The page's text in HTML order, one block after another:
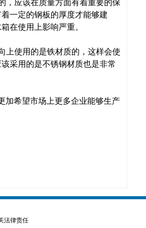
，应该在质量方面有着重要的保
一定的钢板的厚度才能够建
在使用上影响严重。
上使用的是铁材质的，这样会使
采用的是不锈钢材质也是非常
加希望市场上更多企业能够生产
法律责任